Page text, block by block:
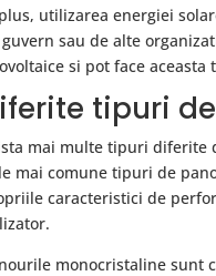
utilizarea energiei
sau de alte
si pot face
tipuri
mai multe tipuri diferite
mai comune tipuri de
caracteristici de
monocristaline sunt